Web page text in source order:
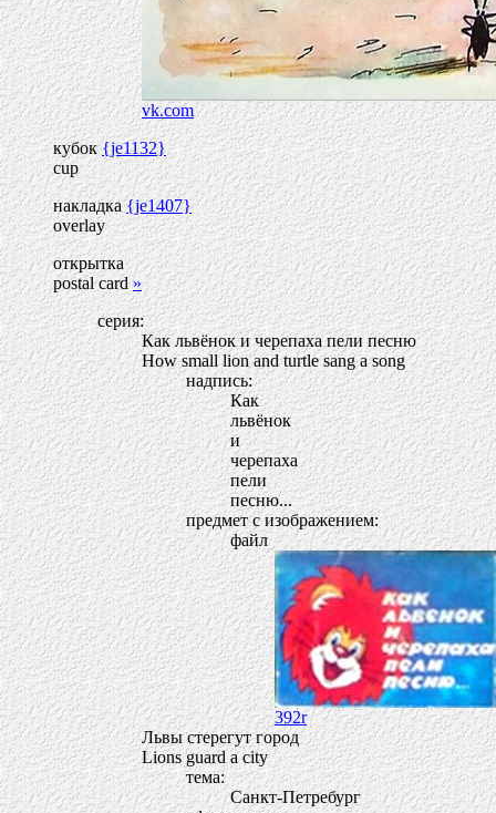
vk.com
кубок{je1132}
cup
накладка{je1407}
overlay
открытка
postal card»
серия:
Как львёнок и черепаха пели песню
How small lion and turtle sang a song
надпись:
Как
львёнок
и
черепаха
пели
песню...
предмет с изображением:
файл
392r
Львы стерегут город
Lions guard a city
тема:
Санкт-Петребург